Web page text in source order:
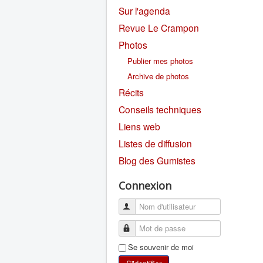
Sur l'agenda
Revue Le Crampon
Photos
Publier mes photos
Archive de photos
Récits
Conseils techniques
Liens web
Listes de diffusion
Blog des Gumistes
Connexion
Se souvenir de moi